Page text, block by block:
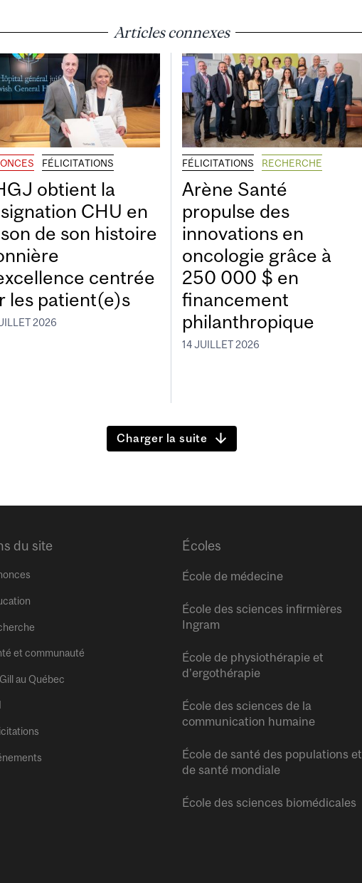
Articles connexes
FÉLICITATIONS
obtient la
CHU en
de son histoire
centrée
les patient(e)s
2026
FÉLICITATIONS RECHERCHE
Arène Santé
propulse des
innovations en
oncologie grâce à
250 000 $ en
financement
philanthropique
14 JUILLET 2026
Charger la suite
du site
et communauté
au Québec
Écoles
École de médecine
École des sciences infirmières
Ingram
École de physiothérapie et
d’ergothérapie
École des sciences de la
communication humaine
École de santé des populations et
de santé mondiale
École des sciences biomédicales